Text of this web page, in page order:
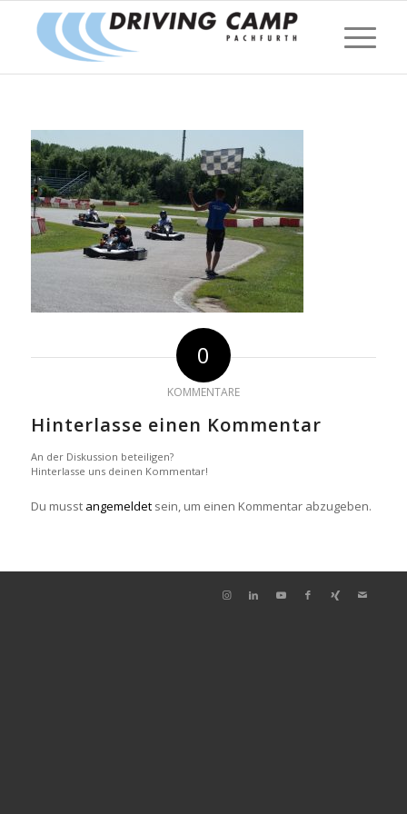
0
KOMMENTARE
Hinterlasse einen Kommentar
An der Diskussion beteiligen?
Hinterlasse uns deinen Kommentar!
Du musst angemeldetsein, um einen Kommentar abzugeben.